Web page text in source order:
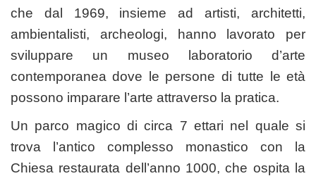
che dal 1969, insieme ad artisti, architetti,
ambientalisti, archeologi, hanno lavorato per
sviluppare un museo laboratorio d’arte
contemporanea dove le persone di tutte le età
possono imparare l’arte attraverso la pratica.
Un parco magico di circa 7 ettari nel quale si
trova l’antico complesso monastico con la
Chiesa restaurata dell’anno 1000, che ospita la